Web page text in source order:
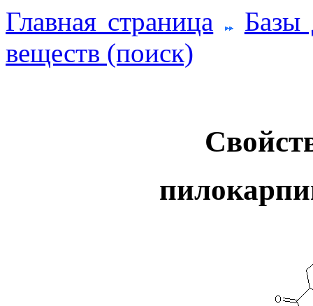
Главная страница
Базы
веществ (поиск)